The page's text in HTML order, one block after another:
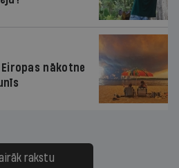
nākotne
rakstu